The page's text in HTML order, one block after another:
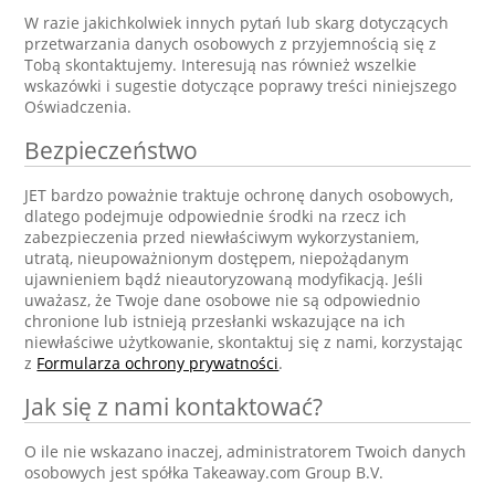
W razie jakichkolwiek innych pytań lub skarg dotyczących
przetwarzania danych osobowych z przyjemnością się z
Tobą skontaktujemy. Interesują nas również wszelkie
wskazówki i sugestie dotyczące poprawy treści niniejszego
Oświadczenia.
Bezpieczeństwo
JET bardzo poważnie traktuje ochronę danych osobowych,
dlatego podejmuje odpowiednie środki na rzecz ich
zabezpieczenia przed niewłaściwym wykorzystaniem,
utratą, nieupoważnionym dostępem, niepożądanym
ujawnieniem bądź nieautoryzowaną modyfikacją. Jeśli
uważasz, że Twoje dane osobowe nie są odpowiednio
chronione lub istnieją przesłanki wskazujące na ich
niewłaściwe użytkowanie, skontaktuj się z nami, korzystając
z Formularza ochrony prywatności.
Jak się z nami kontaktować?
O ile nie wskazano inaczej, administratorem Twoich danych
osobowych jest spółka Takeaway.com Group B.V.